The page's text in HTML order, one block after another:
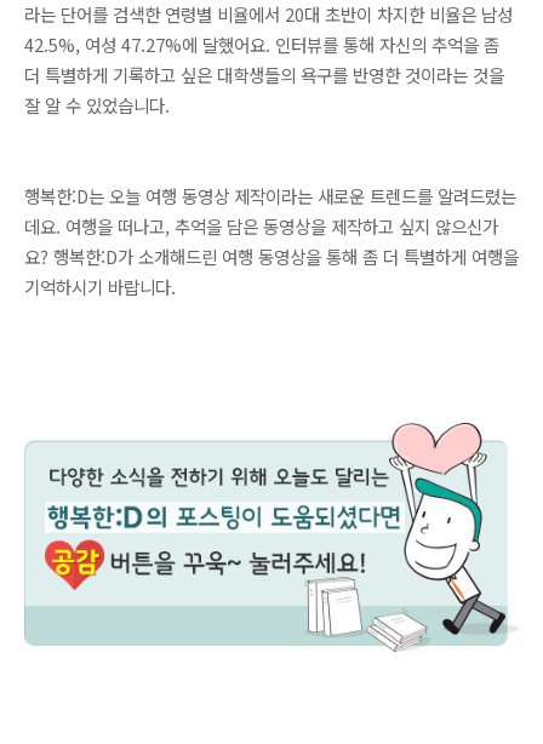
라는 단어를 검색한 연령별 비율에서 20대 초반이 차지한 비율은 남성
42.5%, 여성 47.27%에 달했어요. 인터뷰를 통해 자신의 추억을 좀
더 특별하게 기록하고 싶은 대학생들의 욕구를 반영한 것이라는 것을
잘 알 수 있었습니다.
행복한:D는 오늘 여행 동영상 제작이라는 새로운 트렌드를 알려드렸는
데요. 여행을 떠나고, 추억을 담은 동영상을 제작하고 싶지 않으신가
요? 행복한:D가 소개해드린 여행 동영상을 통해 좀 더 특별하게 여행을
기억하시기 바랍니다.